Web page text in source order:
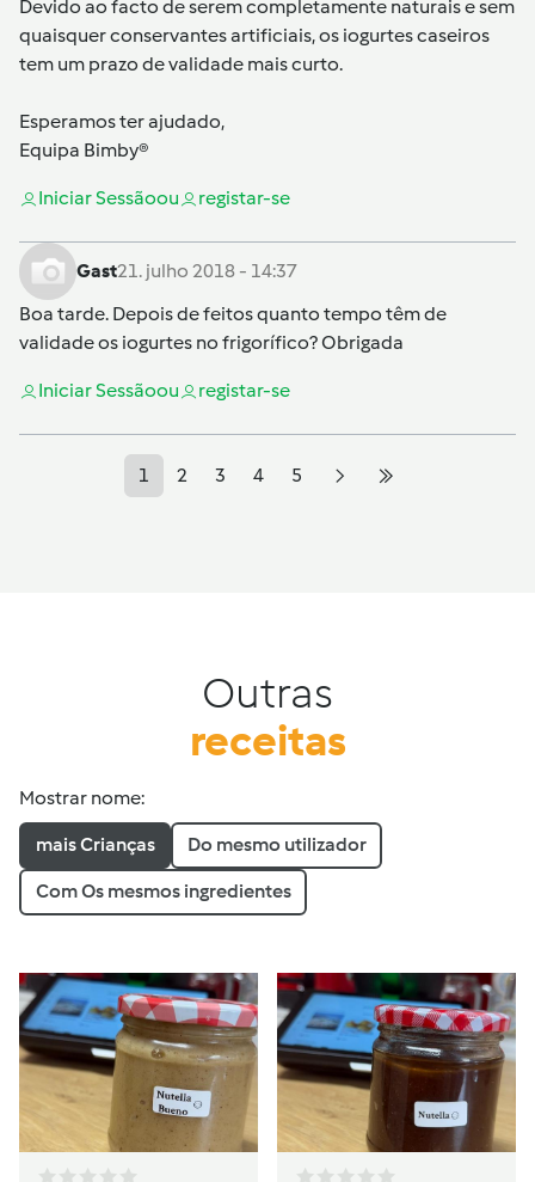
Devido ao facto de serem completamente naturais e sem
quaisquer conservantes artificiais, os iogurtes caseiros
tem um prazo de validade mais curto.
Esperamos ter ajudado,
Equipa Bimby®
Iniciar Sessãoou registar-se
Gast21. julho 2018 - 14:37
Boa tarde. Depois de feitos quanto tempo têm de
validade os iogurtes no frigorífico? Obrigada
Iniciar Sessãoou registar-se
1 2 3 4 5
Outras
receitas
Mostrar nome:
mais Crianças Do mesmo utilizador
Com Os mesmos ingredientes